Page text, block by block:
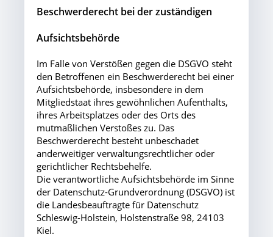
Beschwerderecht bei der zuständigen
Aufsichtsbehörde
Im Falle von Verstößen gegen die DSGVO steht
den Betroffenen ein Beschwerderecht bei einer
Aufsichtsbehörde, insbesondere in dem
Mitgliedstaat ihres gewöhnlichen Aufenthalts,
ihres Arbeitsplatzes oder des Orts des
mutmaßlichen Verstoßes zu. Das
Beschwerderecht besteht unbeschadet
anderweitiger verwaltungsrechtlicher oder
gerichtlicher Rechtsbehelfe.
Die verantwortliche Aufsichtsbehörde im Sinne
der Datenschutz-Grundverordnung (DSGVO) ist
die Landesbeauftragte für Datenschutz
Schleswig-Holstein, Holstenstraße 98, 24103
Kiel.